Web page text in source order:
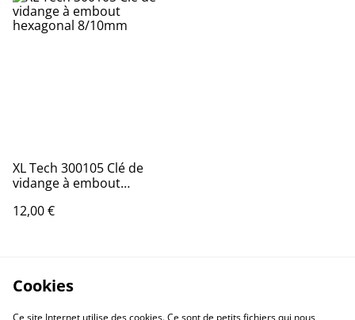
XL Tech 300105 Clé de
vidange à embout
12,00 €
Cookies
Ce site Internet utilise des cookies. Ce sont de petits fichiers qui nous